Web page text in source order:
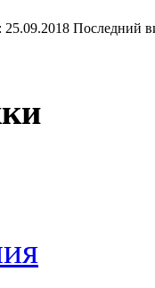
25.09.2018 Последний